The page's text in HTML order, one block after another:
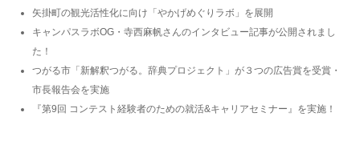
矢掛町の観光活性化に向け「やかげめぐりラボ」を展開
キャンパスラボOG・寺西麻帆さんのインタビュー記事が公開されまし
た！
つがる市「新解釈つがる。辞典プロジェクト」が３つの広告賞を受賞・
市長報告会を実施
『第9回 コンテスト経験者のための就活&キャリアセミナー』を実施！